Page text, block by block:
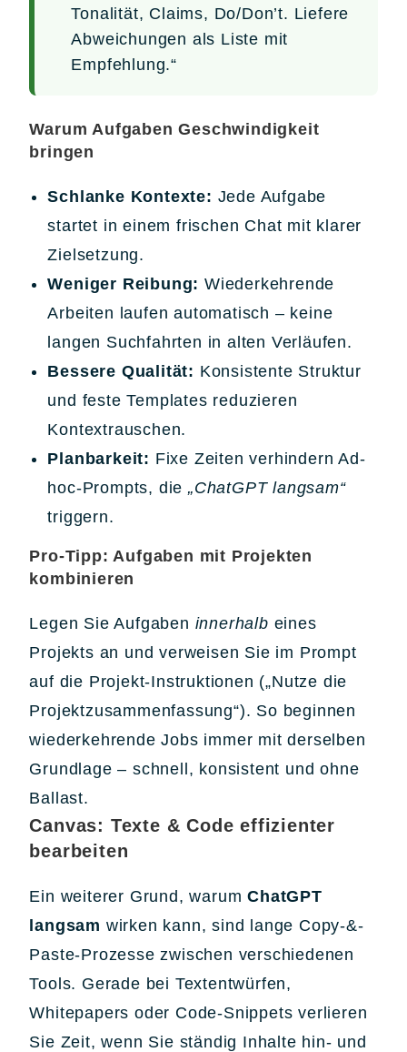
Tonalität, Claims, Do/Don’t. Liefere
Abweichungen als Liste mit
Empfehlung.“
Warum Aufgaben Geschwindigkeit
bringen
Schlanke Kontexte: Jede Aufgabe
startet in einem frischen Chat mit klarer
Zielsetzung.
Weniger Reibung: Wiederkehrende
Arbeiten laufen automatisch – keine
langen Suchfahrten in alten Verläufen.
Bessere Qualität: Konsistente Struktur
und feste Templates reduzieren
Kontextrauschen.
Planbarkeit: Fixe Zeiten verhindern Ad-
hoc-Prompts, die „ChatGPT langsam“
triggern.
Pro-Tipp: Aufgaben mit Projekten
kombinieren
Legen Sie Aufgaben innerhalb eines
Projekts an und verweisen Sie im Prompt
auf die Projekt-Instruktionen („Nutze die
Projektzusammenfassung“). So beginnen
wiederkehrende Jobs immer mit derselben
Grundlage – schnell, konsistent und ohne
Ballast.
Canvas: Texte & Code effizienter
bearbeiten
Ein weiterer Grund, warumChatGPT
langsam wirken kann, sind lange Copy-&-
Paste-Prozesse zwischen verschiedenen
Tools. Gerade bei Textentwürfen,
Whitepapers oder Code-Snippets verlieren
Sie Zeit, wenn Sie ständig Inhalte hin- und